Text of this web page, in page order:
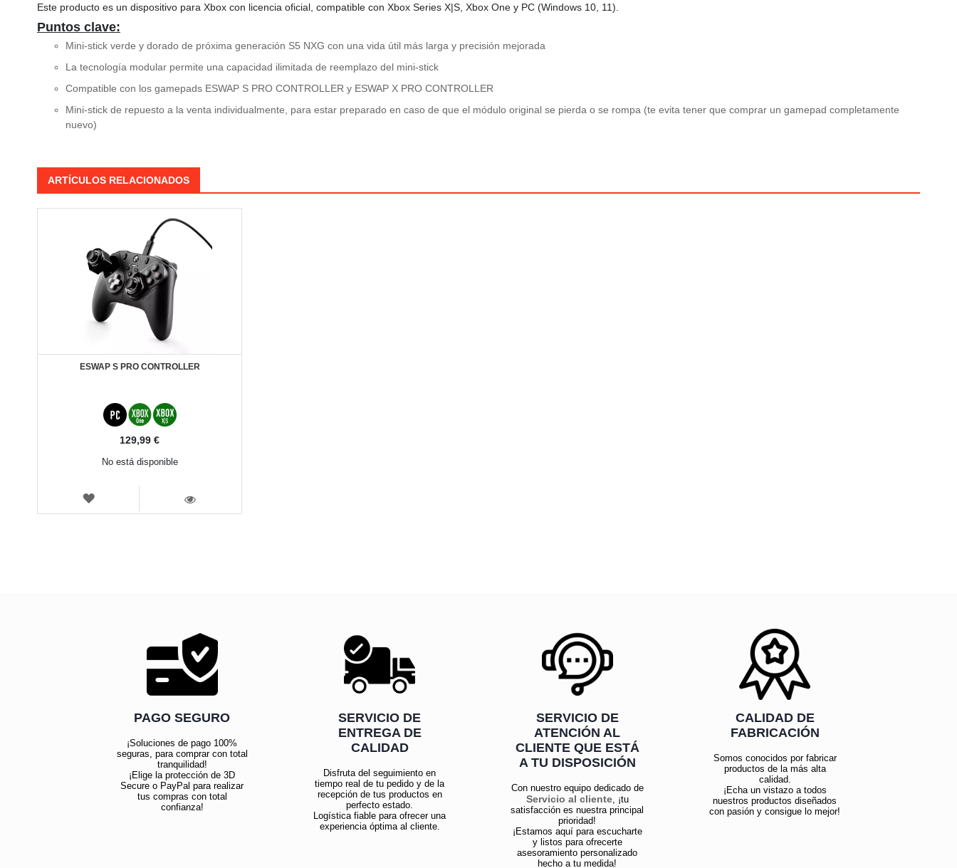
Este producto es un dispositivo para Xbox con licencia oficial, compatible con Xbox Series X|S, Xbox One y PC (Windows 10, 11).
Puntos clave:
Mini-stick verde y dorado de próxima generación S5 NXG con una vida útil más larga y precisión mejorada
La tecnología modular permite una capacidad ilimitada de reemplazo del mini-stick
Compatible con los gamepads ESWAP S PRO CONTROLLER y ESWAP X PRO CONTROLLER
Mini-stick de repuesto a la venta individualmente, para estar preparado en caso de que el módulo original se pierda o se rompa (te evita tener que comprar un gamepad completamente
nuevo)
ARTÍCULOS RELACIONADOS
ESWAP S PRO CONTROLLER
129,99 €
No está disponible
LISTA
PAGO SEGURO
¡Soluciones de pago 100%
seguras, para comprar con total
tranquilidad!
¡Elige la protección de 3D
Secure o PayPal para realizar
tus compras con total
confianza!
SERVICIO DE
ENTREGA DE
CALIDAD
Disfruta del seguimiento en
tiempo real de tu pedido y de la
recepción de tus productos en
perfecto estado.
Logística fiable para ofrecer una
experiencia óptima al cliente.
SERVICIO DE
ATENCIÓN AL
CLIENTE QUE ESTÁ
A TU DISPOSICIÓN
Con nuestro equipo dedicado de
Servicio al cliente, ¡tu
satisfacción es nuestra principal
prioridad!
¡Estamos aquí para escucharte
y listos para ofrecerte
asesoramiento personalizado
hecho a tu medida!
CALIDAD DE
FABRICACIÓN
Somos conocidos por fabricar
productos de la más alta
calidad.
¡Echa un vistazo a todos
nuestros productos diseñados
con pasión y consigue lo mejor!